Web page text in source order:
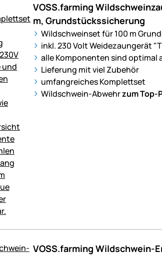
VOSS.farming
m, Grundstückssicherung
Wildschweinset für 100 m
inkl. 230 Volt Weidezaungerät
alle Komponenten sind optimal
Lieferung mit viel Zubehör
umfangreiches Komplettset
Wildschwein-Abwehrzum Top-
VOSS.farming Wildschwein-